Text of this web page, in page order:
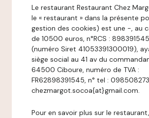
Le restaurant Restaurant Chez
le « restaurant » dans la présente
gestion des cookies) est une -, au
de 10500 euros, n°RCS :
(numéro Siret 41053391300019),
siège social au 41 av du
64500 Ciboure, numéro de TVA :
FR62898391545, n° tel :
chezmargot.socoa{at}gmail.com.
Pour en savoir plus sur le